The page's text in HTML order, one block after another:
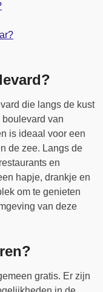
die langs de kust
boulevard van
is ideaal voor een
de zee. Langs de
en
hapje, drankje en
om te genieten
van deze
gratis. Er zijn